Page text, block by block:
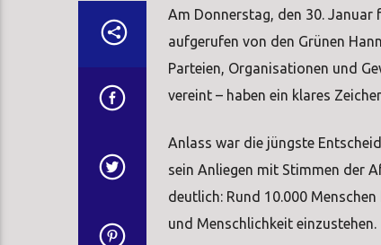
Am Donnerstag, den 30. Januar
aufgerufen von den Grünen
Parteien, Organisationen und
vereint – haben ein klares
Anlass war die jüngste
sein Anliegen mit Stimmen der
deutlich: Rund 10.000
und Menschlichkeit einzustehen.